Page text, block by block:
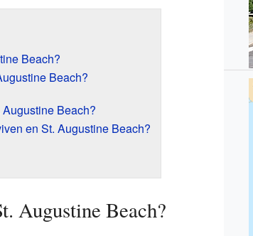
Beach?
Beach?
Beach?
en St. Augustine Beach?
Augustine Beach?